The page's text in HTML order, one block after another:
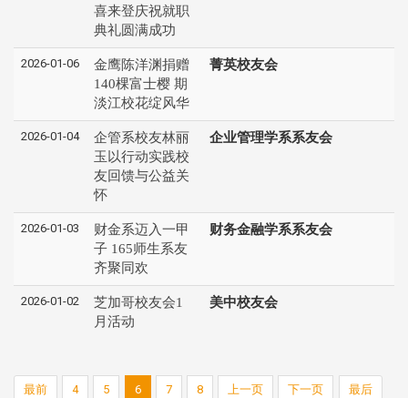
喜来登庆祝就职
典礼圆满成功
2026-01-06
金鹰陈洋渊捐赠
140棵富士樱 期
淡江校花绽风华
菁英校友会
2026-01-04
企管系校友林丽
玉以行动实践校
友回馈与公益关
怀
企业管理学系系友会
2026-01-03
财金系迈入一甲
子 165师生系友
齐聚同欢
财务金融学系系友会
2026-01-02
芝加哥校友会1
月活动
美中校友会
最前 4 5 6 7 8 上一页 下一页 最后